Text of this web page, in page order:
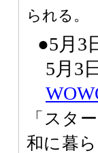
られる。
●5月3
5月3
「スタ
和に暮